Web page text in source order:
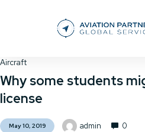
Aircraft
Why some students
license
May 10, 2019 admin 0